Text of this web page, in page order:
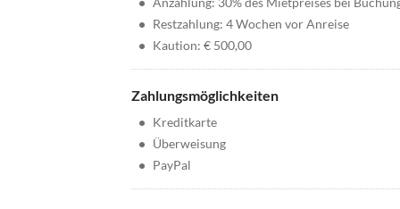
• Restzahlung: 4 Wochen vor Anreise
• Kaution: € 500,00
Zahlungsmöglichkeiten
• Kreditkarte
• Überweisung
• PayPal